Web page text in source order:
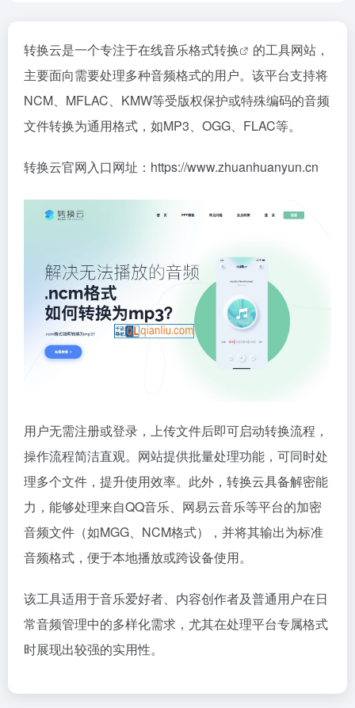
转换云是一个专注于在线音乐格式转换
的工具网站，
主要面向需要处理多种音频格式的用户。该平台支持将
NCM、MFLAC、KMW等受版权保护或特殊编码的音频
文件转换为通用格式，如MP3、OGG、FLAC等。
转换云官网入口网址：https://www.zhuanhuanyun.cn
用户无需注册或登录，上传文件后即可启动转换流程，
操作流程简洁直观。网站提供批量处理功能，可同时处
理多个文件，提升使用效率。此外，转换云具备解密能
力，能够处理来自QQ音乐、网易云音乐等平台的加密
音频文件（如MGG、NCM格式），并将其输出为标准
音频格式，便于本地播放或跨设备使用。
该工具适用于音乐爱好者、内容创作者及普通用户在日
常音频管理中的多样化需求，尤其在处理平台专属格式
时展现出较强的实用性。